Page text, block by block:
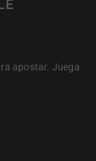
apostar. Juega